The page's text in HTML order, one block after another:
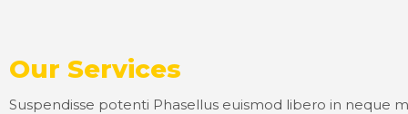
Our Services
Suspendisse potenti Phasellus euismod libero in neque